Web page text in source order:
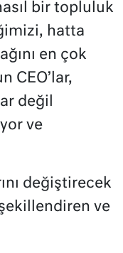
bir topluluk
hatta
en çok
CEO’lar,
değil
ve
değiştirecek
ve